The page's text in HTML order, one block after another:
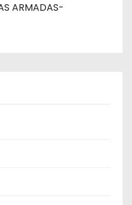
ARMADAS-